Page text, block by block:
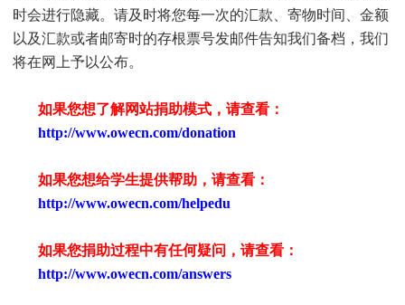
时会进行隐藏。请及时将您每一次的汇款、寄物时间、金额
以及汇款或者邮寄时的存根票号发邮件告知我们备档，我们
将在网上予以公布。
如果您想了解网站捐助模式，请查看：
http://www.owecn.com/donation
如果您想给学生提供帮助，请查看：
http://www.owecn.com/helpedu
如果您捐助过程中有任何疑问，请查看：
http://www.owecn.com/answers